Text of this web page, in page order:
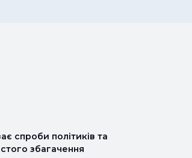
спроби політиків та
збагачення